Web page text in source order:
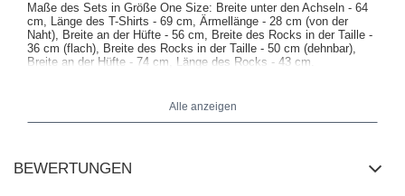
Maße des Sets in Größe One Size: Breite unter den Achseln - 64
cm, Länge des T-Shirts - 69 cm, Ärmellänge - 28 cm (von der
Naht), Breite an der Hüfte - 56 cm, Breite des Rocks in der Taille -
36 cm (flach), Breite des Rocks in der Taille - 50 cm (dehnbar),
Breite an der Hüfte - 74 cm, Länge des Rocks - 43 cm.
Alle anzeigen
BEWERTUNGEN